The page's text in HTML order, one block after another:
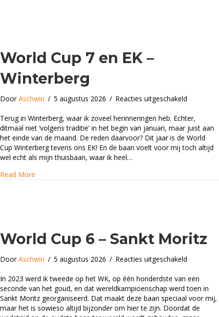
World Cup 7 en EK –
Winterberg
DoorAschwin / 5 augustus 2026 / Reacties uitgeschakeld
Cup
7
en
EK
Terug in Winterberg, waar ik zoveel herinneringen heb. Echter,
ditmaal niet ‘volgens traditie’ in het begin van januari, maar juist aan
het einde van de maand. De reden daarvoor? Dit jaar is de World
Cup Winterberg tevens ons EK! En de baan voelt voor mij toch altijd
wel echt als mijn thuisbaan, waar ik heel…
Read More
World Cup 6 – Sankt Moritz
DoorAschwin / 5 augustus 2026 / Reacties uitgeschakeld
Cup
6
–
Sankt
In 2023 werd ik tweede op het WK, op één honderdste van een
seconde van het goud, en dat wereldkampioenschap werd toen in
Sankt Moritz georganiseerd. Dat maakt deze baan speciaal voor mij,
maar het is sowieso altijd bijzonder om hier te zijn. Doordat de